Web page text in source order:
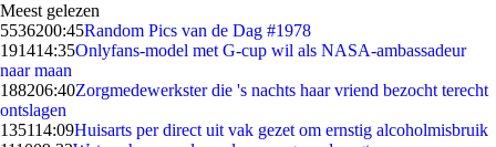
Meest gelezen
5536200:45Random Pics van de Dag #1978
191414:35Onlyfans-model met G-cup wil als NASA-ambassadeur
naar maan
188206:40Zorgmedewerkster die 's nachts haar vriend bezocht terecht
ontslagen
135114:09Huisarts per direct uit vak gezet om ernstig alcoholmisbruik